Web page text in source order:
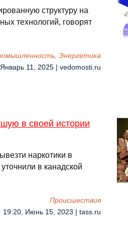
структуру на
технологий, говорят
Энергетика
11, 2025 | vedomosti.ru
в своей истории
наркотики в
в канадской
Происшествия
19:20, Июнь 15, 2023 | tass.ru